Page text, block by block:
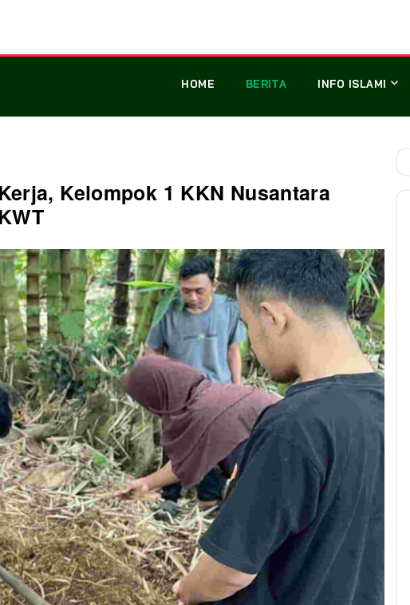
HOME BERITA INFO ISLAMI
Kelompok 1 KKN Nusantara